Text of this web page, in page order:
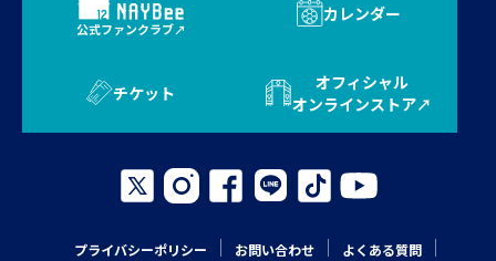
公式ファンクラブ
カレンダー
チケット
オフィシャル
オンラインストア
プライバシーポリシー お問い合わせ
よくある質問